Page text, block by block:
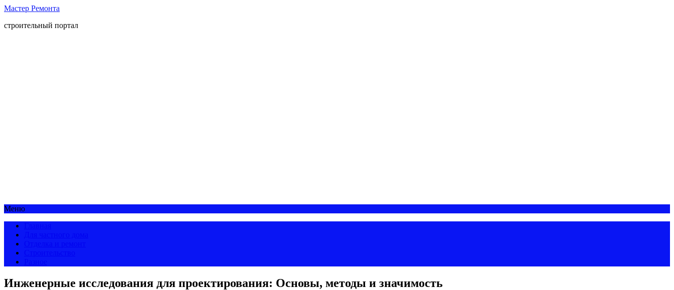
Мастер Ремонта
строительный портал
Меню
Инженерные исследования для проектирования: Основы, методы и значимость